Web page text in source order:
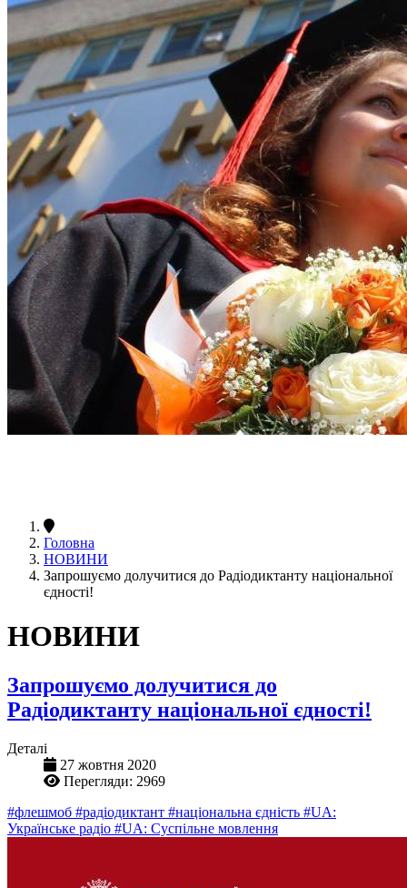
Головна
НОВИНИ
Запрошуємо долучитися до Радіодиктанту національної
єдності!
НОВИНИ
Запрошуємо долучитися до
Радіодиктанту національної єдності!
Деталі
27 жовтня 2020
Перегляди: 2969
#флешмоб #радіодиктант #національна єдність #UA:
Українське радіо #UA: Суспільне мовлення